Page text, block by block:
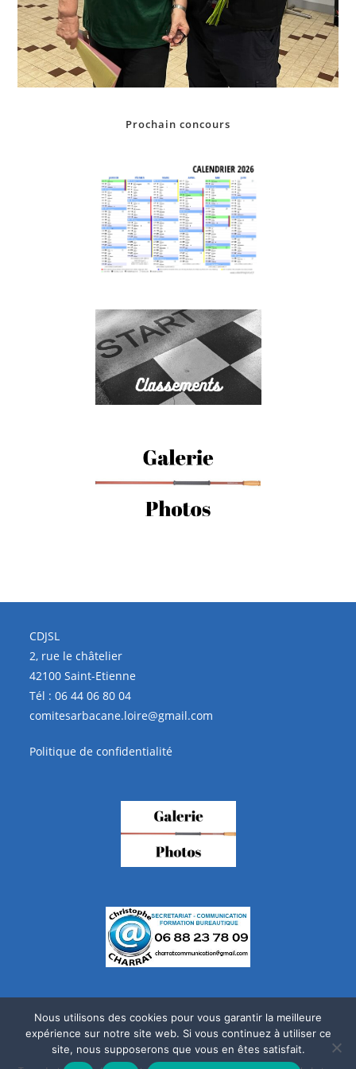
Prochain concours
CDJSL
2, rue le châtelier
42100 Saint-Etienne
Tél :06 44 06 80 04
comitesarbacane.loire@gmail.com
Politique de confidentialité
Nous utilisons des cookies pour vous garantir la meilleure
expérience sur notre site web. Si vous continuez à utiliser ce
site, nous supposerons que vous en êtes satisfait.